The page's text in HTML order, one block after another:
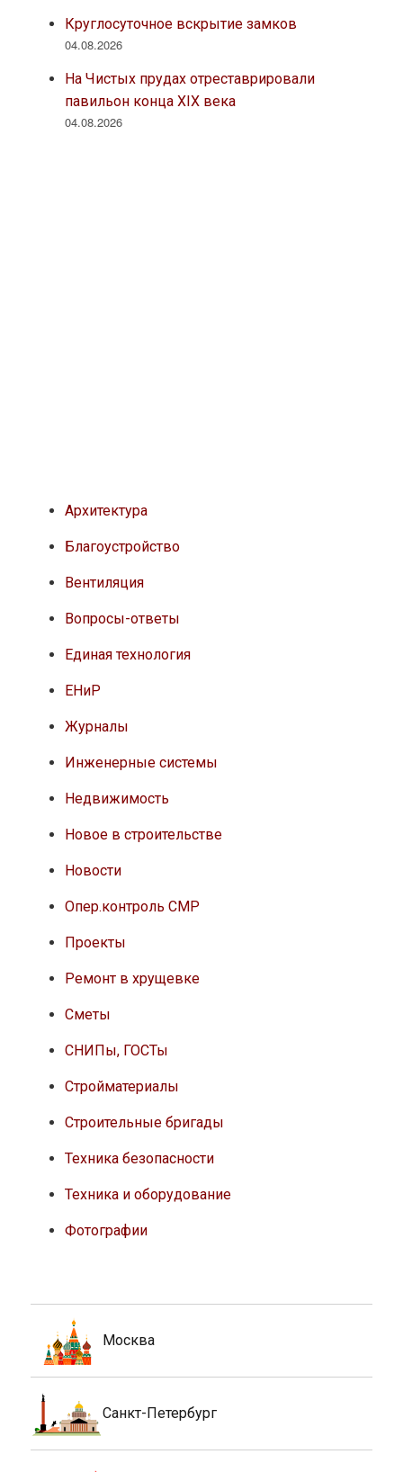
Круглосуточное вскрытие замков
04.08.2026
На Чистых прудах отреставрировали
павильон конца XIX века
04.08.2026
Архитектура
Благоустройство
Вентиляция
Вопросы-ответы
Единая технология
ЕНиР
Журналы
Инженерные системы
Недвижимость
Новое в строительстве
Новости
Опер.контроль СМР
Проекты
Ремонт в хрущевке
Сметы
СНИПы, ГОСТы
Стройматериалы
Строительные бригады
Техника безопасности
Техника и оборудование
Фотографии
Москва
Санкт-Петербург